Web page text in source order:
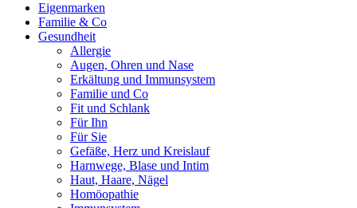
Eigenmarken
Familie & Co
Gesundheit
Allergie
Augen, Ohren und Nase
Erkältung und Immunsystem
Familie und Co
Fit und Schlank
Für Ihn
Für Sie
Gefäße, Herz und Kreislauf
Harnwege, Blase und Intim
Haut, Haare, Nägel
Homöopathie